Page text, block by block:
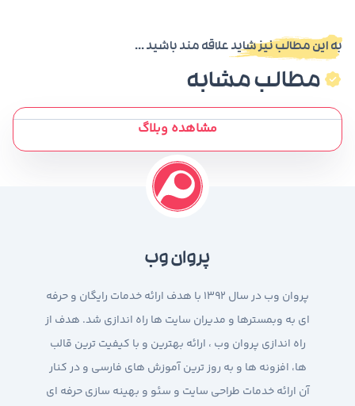
به این مطالب نیز شاید علاقه مند باشید ...
مطالب مشابه
مشاهده وبلاگ
پروان وب
پروان وب در سال 1392 با هدف ارائه خدمات رایگان و حرفه
ای به وبمسترها و مدیران سایت ها راه اندازی شد. هدف از
راه اندازی پروان وب ، ارائه بهترین و با کیفیت ترین قالب
ها، افزونه ها و به روز ترین آموزش های فارسی و در کنار
آن ارائه خدمات طراحی سایت و سئو و بهینه سازی حرفه ای